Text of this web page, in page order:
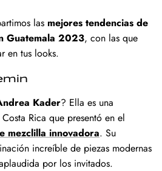
las mejores tendencias de
Guatemala 2023, con las que
en tus looks.
Kader? Ella es una
Rica que presentó en el
mezclilla innovadora. Su
increíble de piezas modernas
por los invitados.